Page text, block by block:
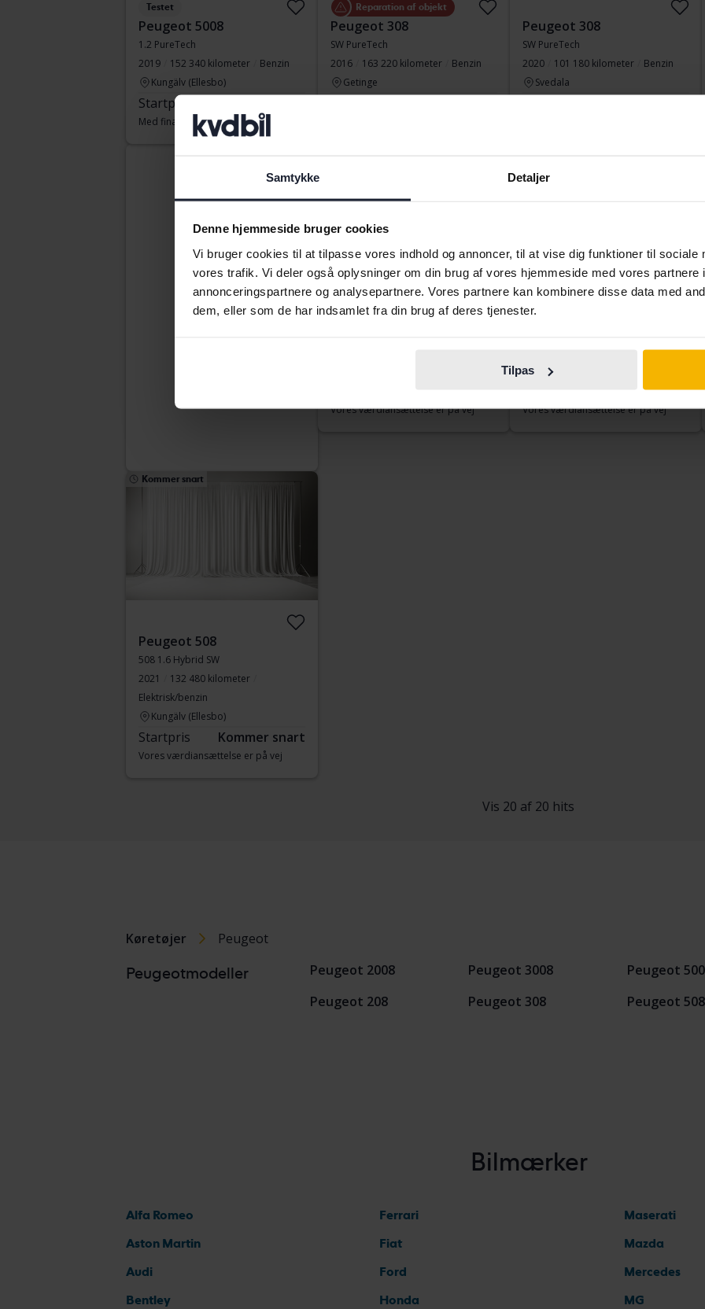
Samtykke Detaljer
Denne hjemmeside bruger cookies
Vi bruger cookies til at tilpasse vores indhold og annoncer, til at vise dig funktioner til sociale
vores trafik. Vi deler også oplysninger om din brug af vores hjemmeside med vores partnere
annonceringspartnere og analysepartnere. Vores partnere kan kombinere disse data med
dem, eller som de har indsamlet fra din brug af deres tjenester.
Tilpas
Testet
Peugeot 5008
1.2 PureTech
2019
152 340 kilometer
Benzin
Kungälv (Ellesbo)
Startpris
Med finansiering 767 SEK/måned
Reparation af objekt
Peugeot 308
SW PureTech
2016
163 220 kilometer
Benzin
Getinge
Peugeot 308
SW PureTech
2020
101 180 kilometer
Benzin
Svedala
Peugeot 408
Vores værdiansættelse er på vej
Peugeot 208
Kungälv (Ellesbo)
Kommer snart
Vores værdiansættelse er på vej
Kommer snart
Peugeot 508
508 1.6 Hybrid SW
2021
132 480 kilometer
Elektrisk/benzin
Kungälv (Ellesbo)
Startpris Kommer snart
Vores værdiansættelse er på vej
Vis 20 af 20 hits
Køretøjer Peugeot
Peugeotmodeller
Peugeot 2008
Peugeot 208
Peugeot 3008
Peugeot 308
Peugeot
Peugeot 508
Bilmærker
Alfa Romeo
Aston Martin
Audi
Bentley
Ferrari
Fiat
Ford
Honda
Maserati
Mazda
Mercedes
MG